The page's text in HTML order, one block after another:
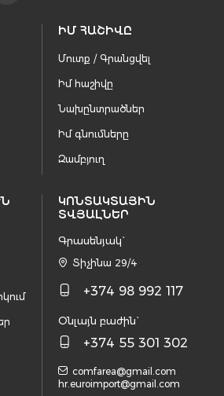
ԻՄ ՀԱՇԻՎԸ
Մուտք / Գրանցվել
Իմ հաշիվը
Նախընտրածներ
Իմ գնումները
Զամբյուղ
ԿՈՆՏԱԿՏԱՅԻՆ
ՏՎՅԱԼՆԵՐ
Գրասենյակ`
Տիչինա 29/4
+374 98 992 117
Օնլայն բաժին`
+374 55 301 302
comfarea@gmail.com
hr.euroimport@gmail.com